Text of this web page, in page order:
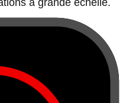
à grande échelle.